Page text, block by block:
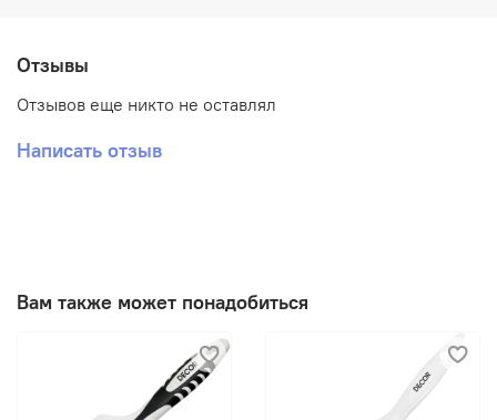
Против грибка и плесени
Защита от УФ
Площадь покрытия в 1 слой
11.5 м2
26 м2
Отзывы
Отзывов еще никто не оставлял
Написать отзыв
Вам также может понадобиться